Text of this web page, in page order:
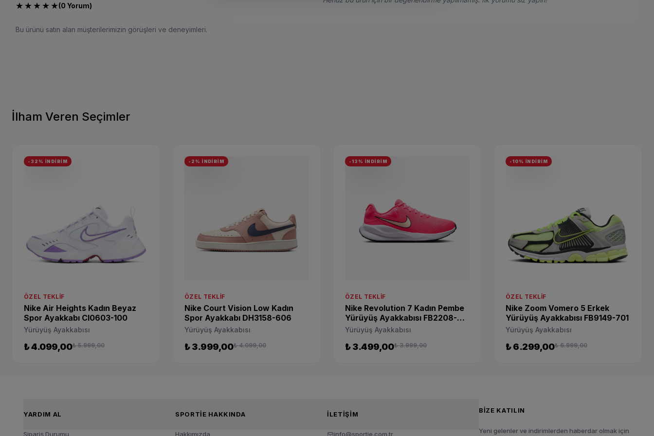
★★★★★(0 Yorum)
Bu ürünü satın alan müşterilerimizin görüşleri ve deneyimleri.
İlham Veren Seçimler
-32% İNDİRİM
ÖZEL TEKLIF
Nike Air Heights Kadın Beyaz
Spor Ayakkabı CI0603-100
Yürüyüş Ayakkabısı
₺ 4.099,00₺ 5.999,00
-2% İNDİRİM
ÖZEL TEKLIF
Nike Court Vision Low Kadın
Spor Ayakkabı DH3158-606
Yürüyüş Ayakkabısı
₺ 3.999,00₺ 4.099,00
-13% İNDİRİM
ÖZEL TEKLIF
Nike Revolution 7 Kadın Pembe
Yürüyüş Ayakkabısı FB2208-
602
Yürüyüş Ayakkabısı
₺ 3.499,00₺ 3.999,00
-10% İNDİRİM
ÖZEL TEKLIF
Nike Zoom Vomero 5 Erkek
Yürüyüş Ayakkabısı FB9149-701
Yürüyüş Ayakkabısı
₺ 6.299,00₺ 6.999,00
YARDIM AL
Sipariş Durumu
SPORTIE HAKKINDA
Hakkımızda
İLETIŞIM
info@sportie.com.tr
BIZE KATILIN
Yeni gelenler ve indirimlerden haberdar olmak için